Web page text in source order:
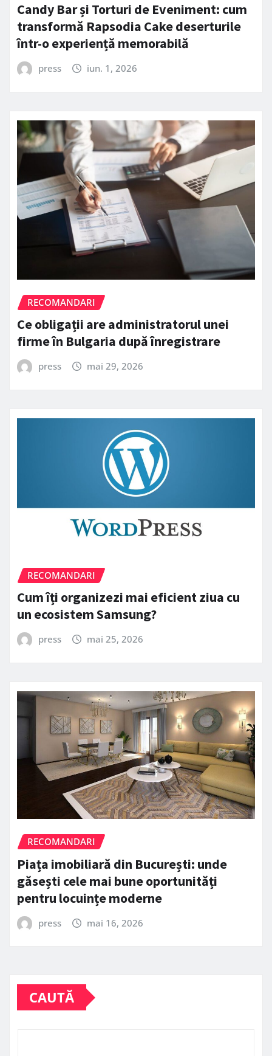
Candy Bar și Torturi de Eveniment: cum
transformă Rapsodia Cake deserturile
într-o experiență memorabilă
press iun. 1, 2026
RECOMANDARI
Ce obligații are administratorul unei
firme în Bulgaria după înregistrare
press mai 29, 2026
RECOMANDARI
Cum îți organizezi mai eficient ziua cu
un ecosistem Samsung?
press mai 25, 2026
RECOMANDARI
Piața imobiliară din București: unde
găsești cele mai bune oportunități
pentru locuințe moderne
press mai 16, 2026
CAUTĂ